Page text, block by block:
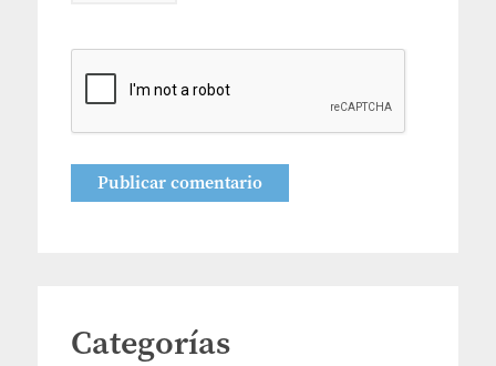
Categorías